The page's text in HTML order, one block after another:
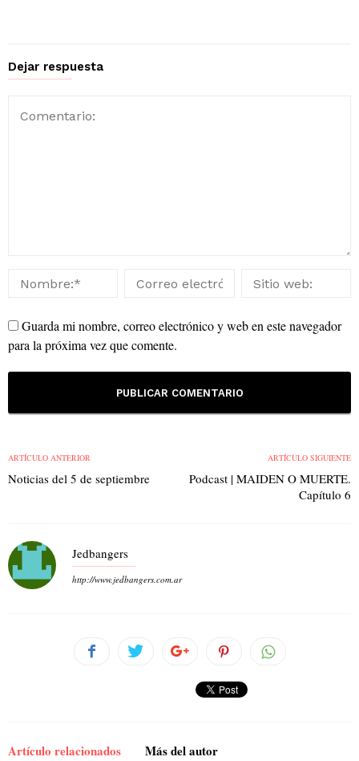
Dejar respuesta
Guarda mi nombre, correo electrónico y web en este navegador
para la próxima vez que comente.
ARTÍCULO ANTERIOR
Noticias del 5 de septiembre
ARTÍCULO SIGUIENTE
Podcast | MAIDEN O MUERTE.
Capítulo 6
Jedbangers
http://www.jedbangers.com.ar
Artículo relacionados Más del autor